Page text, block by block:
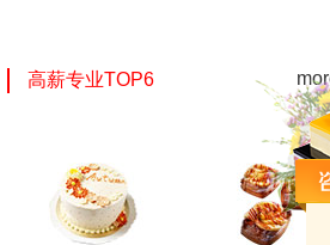
高薪专业TOP6